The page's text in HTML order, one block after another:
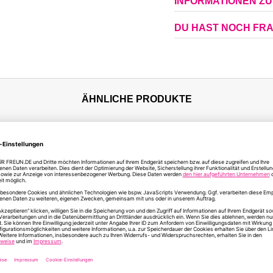
DU HAST NOCH
ÄHNLICHE PRODUKTE